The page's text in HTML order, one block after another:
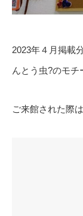
2023年４月掲載
んとう虫?のモチ
ご来館された際